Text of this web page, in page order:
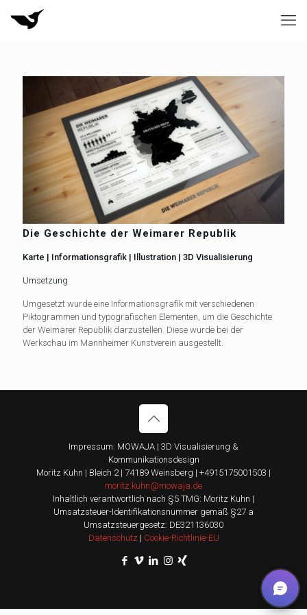
Die Geschichte der Weimarer Republik
Karte | Informationsgrafik | Illustration | 3D Visualisierung
Umsetzung
Umgesetzt wurde eine Informationsgrafik mit verschiedenen
Piktogrammen und typografischen Elementen, um die Geschichte
der Weimarer Republik darzustellen. Diese wurde bei der
Werkschau im Mannheimer Kunstverein ausgestellt.
Impressum: MOWAJA | 3D Visualisierung &
Kommunikationsdesign
Moritz Kuhn | Bleich 2 | 74189 Weinsberg | +4915175001503 |
moritz.kuhn@mowaja.de
Inhaltlich verantwortlich nach §5 TMG: Moritz Kuhn |
Umsatzsteuer-Identifikationsnummer gemäß §27 a
Umsatzsteuergesetz: DE321136030
Datenschutz| Cookie-Richtlinie-EU